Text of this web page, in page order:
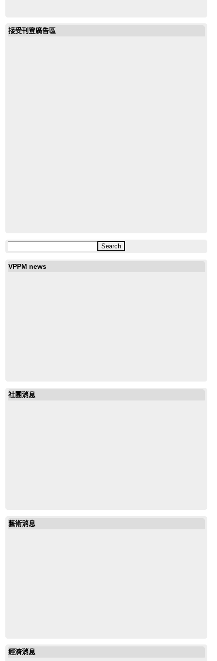
接受刊登廣告區
VPPM news
社團消息
藝術消息
經濟消息